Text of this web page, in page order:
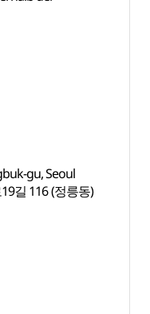
gu, Seoul
길 116 (정릉동)